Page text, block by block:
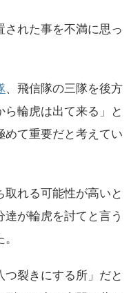
れた事を不満に思っ
、飛信隊の三隊を後方
輪虎は出て来る」と
めて重要だと考えてい
取れる可能性が高いと
が輪虎を討てと言う
裂きにする所」だと